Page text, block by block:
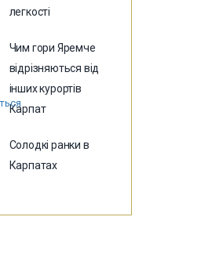
легкості
Чим гори Яремче
відрізняються від
інших курортів
Карпат
Солодкі ранки в
Карпатах